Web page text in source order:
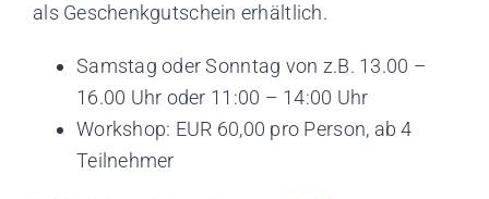
als Geschenkgutschein erhältlich.
Samstag oder Sonntag von z.B. 13.00 –
16.00 Uhr oder 11:00 – 14:00 Uhr
Workshop: EUR 60,00 pro Person, ab 4
Teilnehmer